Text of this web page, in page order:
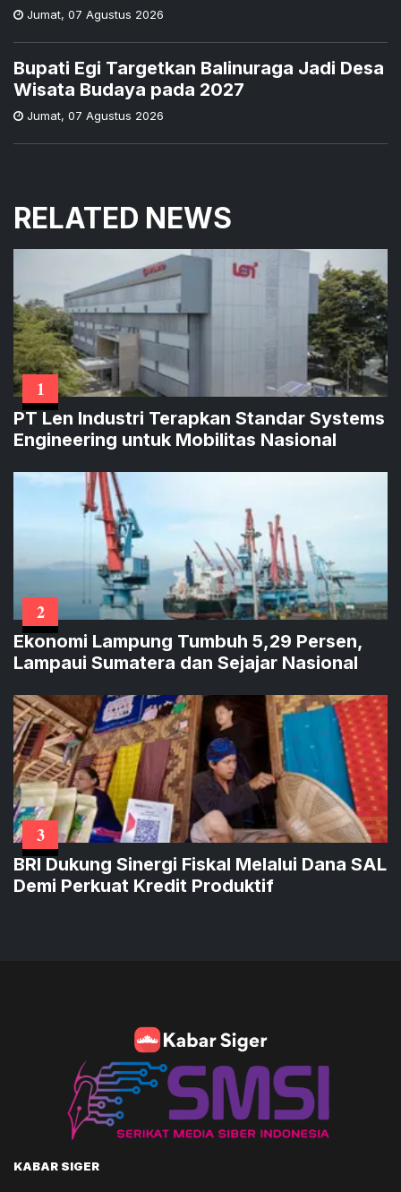
Jumat, 07 Agustus 2026
Bupati Egi Targetkan Balinuraga Jadi Desa
Wisata Budaya pada 2027
Jumat, 07 Agustus 2026
RELATED NEWS
1
PT Len Industri Terapkan Standar Systems
Engineering untuk Mobilitas Nasional
2
Ekonomi Lampung Tumbuh 5,29 Persen,
Lampaui Sumatera dan Sejajar Nasional
3
BRI Dukung Sinergi Fiskal Melalui Dana SAL
Demi Perkuat Kredit Produktif
KABAR SIGER